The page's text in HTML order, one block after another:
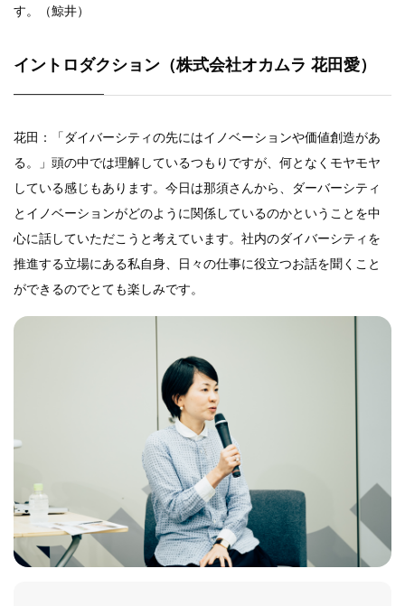
す。（鯨井）
イントロダクション（株式会社オカムラ 花田愛）
花田：「ダイバーシティの先にはイノベーションや価値創造があ
る。」頭の中では理解しているつもりですが、何となくモヤモヤ
している感じもあります。今日は那須さんから、ダーバーシティ
とイノベーションがどのように関係しているのかということを中
心に話していただこうと考えています。社内のダイバーシティを
推進する立場にある私自身、日々の仕事に役立つお話を聞くこと
ができるのでとても楽しみです。